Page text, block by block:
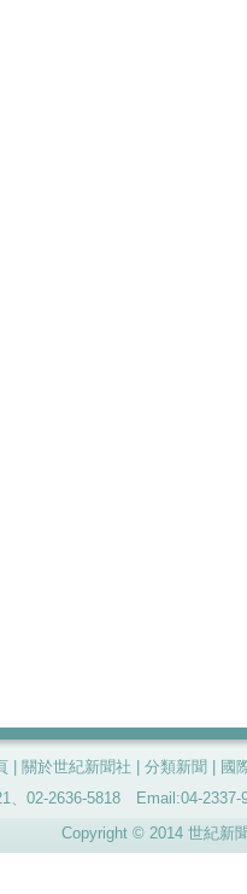
關於世紀新聞社 分類新聞
國
02-2636-5818 Email:04-
Copyright © 2014 世紀新